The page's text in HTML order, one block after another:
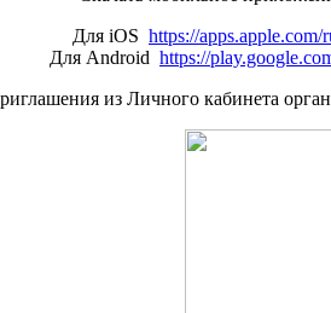
Для iOS https://
Для Android https://
из Личного кабинета